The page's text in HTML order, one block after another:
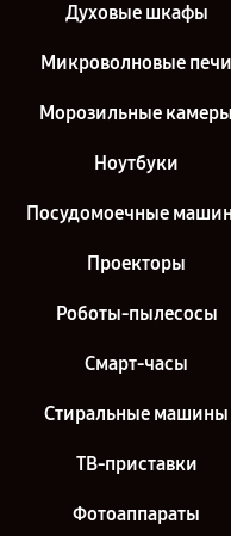
Духовые шкафы
Микроволновые печи
Морозильные камеры
Ноутбуки
Посудомоечные
Проекторы
Роботы-пылесосы
Смарт-часы
Стиральные машины
ТВ-приставки
Фотоаппараты